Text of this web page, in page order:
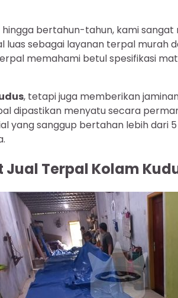
bertahun-tahun, kami
sebagai layanan terpal murah
memahami betul spesifikasi
, tetapi juga memberikan
dipastikan menyatu secara
sanggup bertahan lebih dari
Terpal Kolam